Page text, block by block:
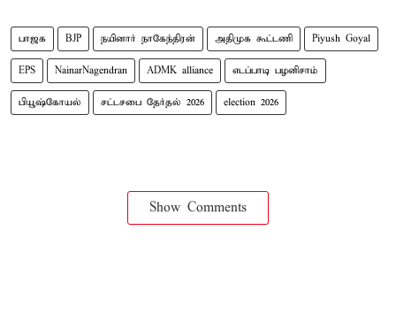
பாஜக BJP நயினார் நாகேந்திரன் அதிமுக கூட்டணி Piyush Goyal
EPS NainarNagendran ADMK alliance எடப்பாடி பழனிசாம்
பியூஷ்கோயல் சட்டசபை தேர்தல் 2026 election 2026
Show Comments